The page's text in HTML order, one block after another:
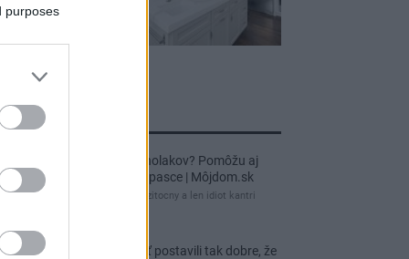
purposes
príspevky
Re: Ako sa zbaviť ucholakov? Pomôžu aj
jednoduché domáce pasce | Môjdom.sk
blbeckovia, "ucholak" je uzitocny a len idiot kantri
Re: Vidiecku usadlosť postavili tak dobre, že